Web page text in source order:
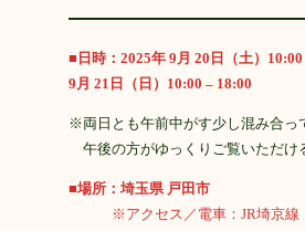
■ 日時：2025年 9月 20日（土）10:00
9月 21日（日）10:00 – 18:00
※両日とも午前中がす少し混み合っ
午後の方がゆっくりご覧いただけ
■場所：埼玉県 戸田市
※アクセス／電車：JR埼京線・